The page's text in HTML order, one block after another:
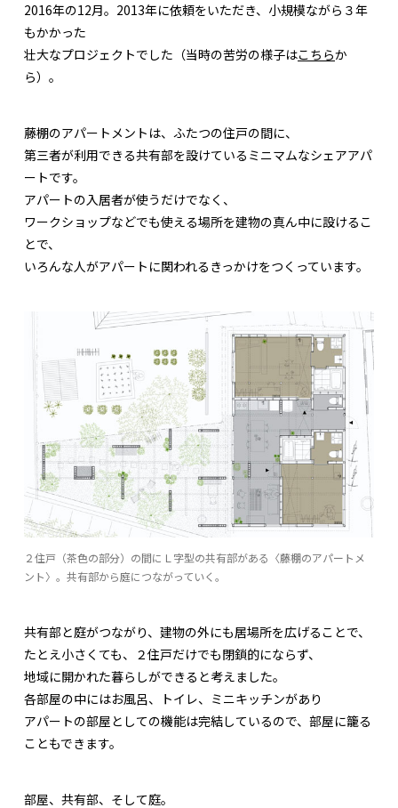
2016年の12月。2013年に依頼をいただき、小規模ながら３年
もかかった
壮大なプロジェクトでした（当時の苦労の様子はこちらか
ら）。
藤棚のアパートメントは、ふたつの住戸の間に、
第三者が利用できる共有部を設けているミニマムなシェアアパ
ートです。
アパートの入居者が使うだけでなく、
ワークショップなどでも使える場所を建物の真ん中に設けるこ
とで、
いろんな人がアパートに関われるきっかけをつくっています。
２住戸（茶色の部分）の間にＬ字型の共有部がある〈藤棚のアパートメ
ント〉。共有部から庭につながっていく。
共有部と庭がつながり、建物の外にも居場所を広げることで、
たとえ小さくても、２住戸だけでも閉鎖的にならず、
地域に開かれた暮らしができると考えました。
各部屋の中にはお風呂、トイレ、ミニキッチンがあり
アパートの部屋としての機能は完結しているので、部屋に籠る
こともできます。
部屋、共有部、そして庭。